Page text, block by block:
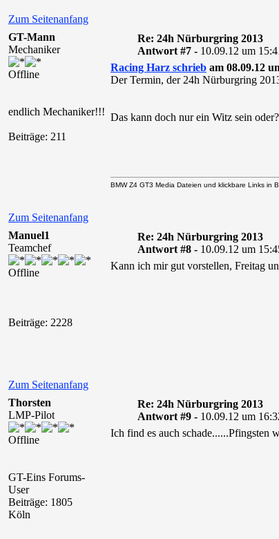
Zum Seitenanfang
GT-Mann
Mechaniker
Offline
endlich Mechaniker!!!
Beiträge: 211
Re: 24h Nürburgring 2013
Antwort #7 - 10.09.12 um
Racing Harz schrieb am 08.09.12
Der Termin, der 24h Nürburgring
Das kann doch nur ein Witz sein
Zum Seitenanfang
BMW Z4 GT3 Media Dateien und klickbare Links in
Manuel1
Teamchef
Offline
Beiträge: 2228
Re: 24h Nürburgring 2013
Antwort #8 - 10.09.12 um
Kann ich mir gut vorstellen, Freitag
Zum Seitenanfang
Thorsten
LMP-Pilot
Offline
GT-Eins Forums-
User
Beiträge: 1805
Köln
Re: 24h Nürburgring 2013
Antwort #9 - 10.09.12 um
Ich find es auch schade......Pfingsten